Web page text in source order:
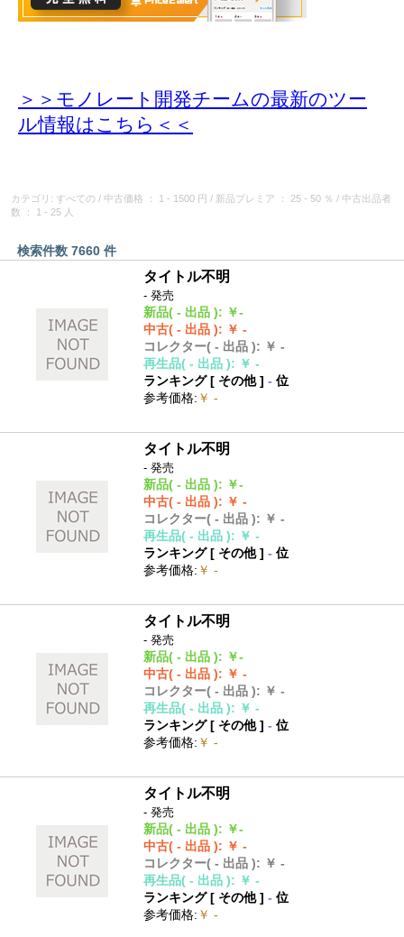
＞＞モノレート開発チームの最新のツー
ル情報はこちら＜＜
カテゴリ: すべての / 中古価格 ： 1 - 1500 円 / 新品プレミア ： 25 - 50 ％ / 中古出品者
数
： 1 - 25 人
検索件数 7660 件
タイトル不明
- 発売
新品( - 出品 ): ￥-
中古( - 出品 ): ￥ -
コレクター( - 出品 ): ￥ -
再生品( - 出品 ): ￥ -
ランキング [ その他]- 位
参考価格: ￥ -
タイトル不明
- 発売
新品( - 出品 ): ￥-
中古( - 出品 ): ￥ -
コレクター( - 出品 ): ￥ -
再生品( - 出品 ): ￥ -
ランキング [ その他]- 位
参考価格: ￥ -
タイトル不明
- 発売
新品( - 出品 ): ￥-
中古( - 出品 ): ￥ -
コレクター( - 出品 ): ￥ -
再生品( - 出品 ): ￥ -
ランキング [ その他]- 位
参考価格: ￥ -
タイトル不明
- 発売
新品( - 出品 ): ￥-
中古( - 出品 ): ￥ -
コレクター( - 出品 ): ￥ -
再生品( - 出品 ): ￥ -
ランキング [ その他]- 位
参考価格: ￥ -